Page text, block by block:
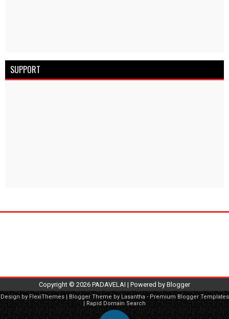
SUPPORT
Copyright © 2026 PADAVELAI | Powered by Blogger
Design by FlexiThemes| Blogger Theme by Lasantha-Premium Blogger Templates
|Rapid Domain Search